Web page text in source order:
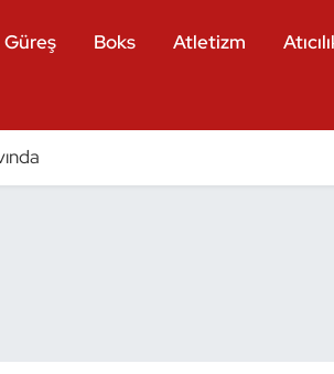
Güreş Boks Atletizm